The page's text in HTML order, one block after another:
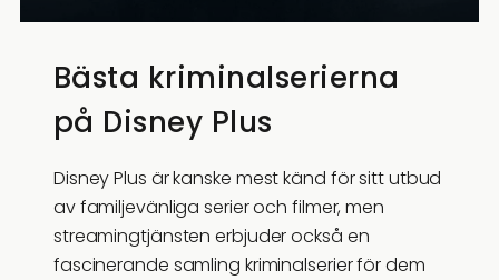
Bästa kriminalserierna
på Disney Plus
Disney Plus är kanske mest känd för sitt utbud
av familjevänliga serier och filmer, men
streamingtjänsten erbjuder också en
fascinerande samling kriminalserier för dem